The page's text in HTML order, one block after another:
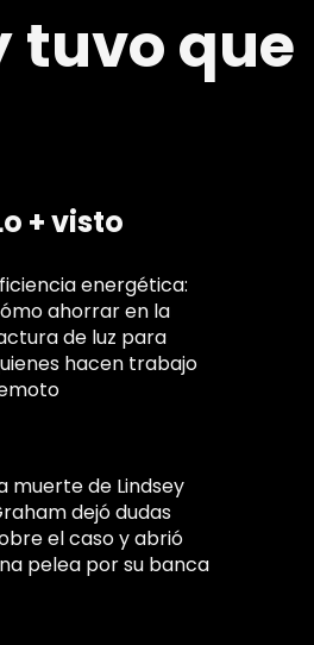
tuvo que
+ visto
energética:
ahorrar en la
de luz para
hacen trabajo
muerte de Lindsey
dejó dudas
el caso y abrió
pelea por su banca